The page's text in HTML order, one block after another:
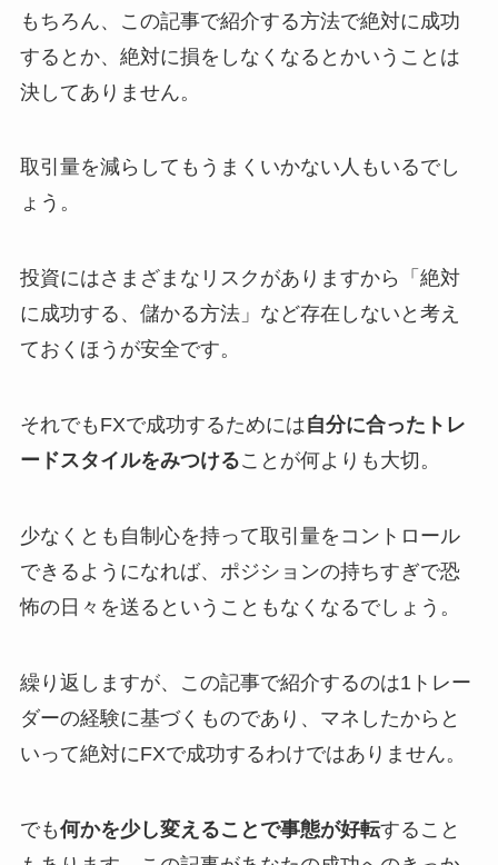
もちろん、この記事で紹介する方法で絶対に成功
するとか、絶対に損をしなくなるとかいうことは
決してありません。
取引量を減らしてもうまくいかない人もいるでし
ょう。
投資にはさまざまなリスクがありますから「絶対
に成功する、儲かる方法」など存在しないと考え
ておくほうが安全です。
それでもFXで成功するためには自分に合ったトレ
ードスタイルをみつけることが何よりも大切。
少なくとも自制心を持って取引量をコントロール
できるようになれば、ポジションの持ちすぎで恐
怖の日々を送るということもなくなるでしょう。
繰り返しますが、この記事で紹介するのは1トレー
ダーの経験に基づくものであり、マネしたからと
いって絶対にFXで成功するわけではありません。
でも何かを少し変えることで事態が好転すること